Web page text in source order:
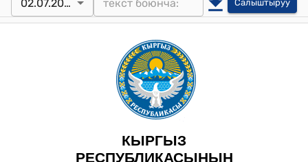
02.07.2026 Салыштыруу